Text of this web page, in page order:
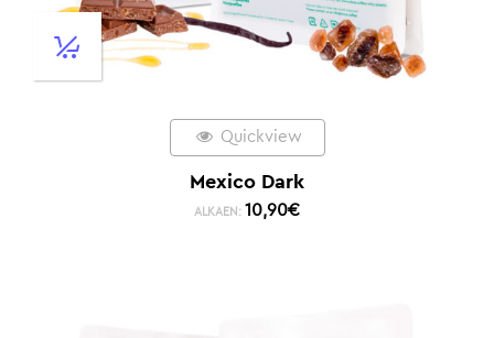
Quickview
Mexico Dark
ALKAEN: 10,90€